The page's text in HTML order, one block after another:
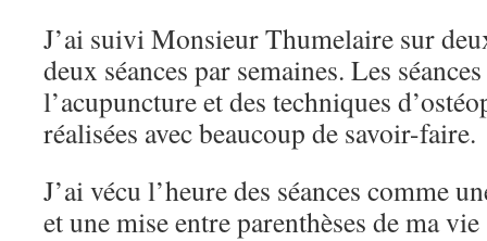
J’ai suivi Monsieur Thumelaire sur
deux séances par semaines. Les
l’acupuncture et des techniques
réalisées avec beaucoup de savoir-faire.
J’ai vécu l’heure des séances comme
et une mise entre parenthèses de ma vie